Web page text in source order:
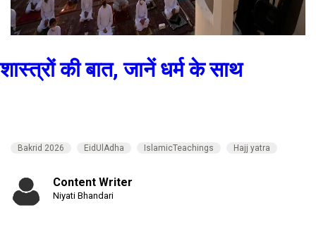
शास्त्रों की बात, जानें धर्म के साथ
Bakrid 2026 EidUlAdha IslamicTeachings Hajj yatra
Content Writer
Niyati Bhandari